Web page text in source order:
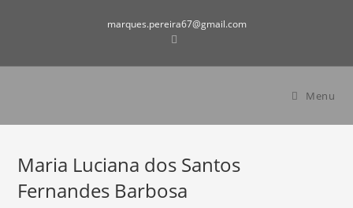
marques.pereira67@gmail.com
Menu
Maria Luciana dos Santos
Fernandes Barbosa